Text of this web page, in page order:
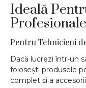
Ideală
Pentru Tehnicieni
Dacă lucrezi într-un
folosești produsele
complet și a